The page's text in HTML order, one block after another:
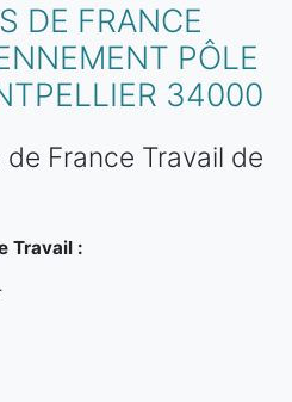
DE FRANCE
PÔLE
34000
France Travail de
Travail :